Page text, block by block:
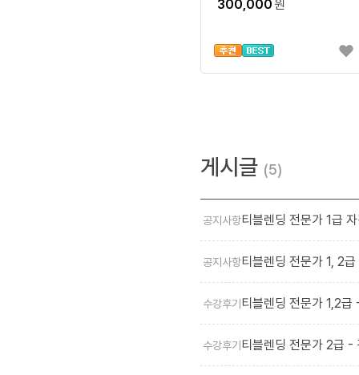
300,000원
게시글 5
공지사항티블렌딩 전문가 1급
공지사항티블렌딩 전문가 1, 2
수강후기 티블렌딩 전문가 1,2
수강후기 티블렌딩 전문가 2급 -